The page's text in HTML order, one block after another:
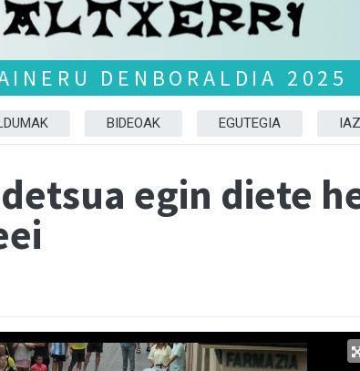
DENBORALDIA 2025
BIDEOAK EGUTEGIA
egin diete